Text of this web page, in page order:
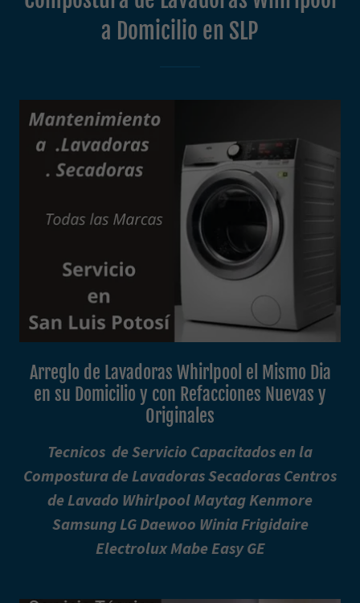
a Domicilio en SLP
Arreglo de Lavadoras Whirlpool el Mismo Dia
en su Domicilio y con Refacciones Nuevas y
Originales
Tecnicos de Servicio Capacitados en la
Compostura de Lavadoras Secadoras Centros
de Lavado Whirlpool Maytag Kenmore
Samsung LG Daewoo Winia Frigidaire
Electrolux Mabe Easy GE